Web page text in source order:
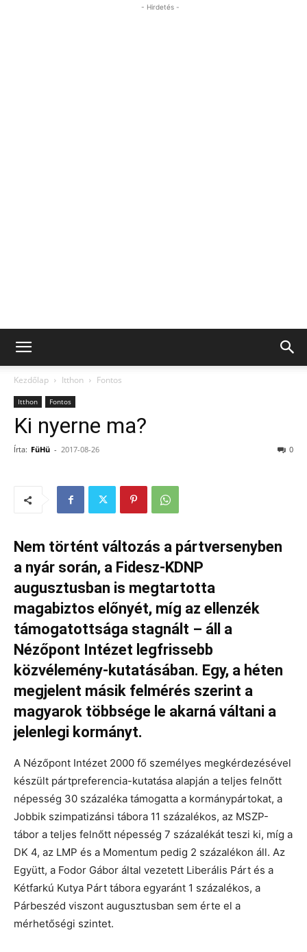
- Hirdetés -
Kezdőlap Itthon Fontos
Itthon Fontos
Ki nyerne ma?
Írta: FüHü - 2017-08-26 0
Nem történt változás a pártversenyben
a nyár során, a Fidesz-KDNP
augusztusban is megtartotta
magabiztos előnyét, míg az ellenzék
támogatottsága stagnált – áll a
Nézőpont Intézet legfrissebb
közvélemény-kutatásában. Egy, a héten
megjelent másik felmérés szerint a
magyarok többsége le akarná váltani a
jelenlegi kormányt.
A Nézőpont Intézet 2000 fő személyes megkérdezésével
készült pártpreferencia-kutatása alapján a teljes felnőtt
népesség 30 százaléka támogatta a kormánypártokat, a
Jobbik szimpatizánsi tábora 11 százalékos, az MSZP-
tábor a teljes felnőtt népesség 7 százalékát teszi ki, míg a
DK 4, az LMP és a Momentum pedig 2 százalékon áll. Az
Együtt, a Fodor Gábor által vezetett Liberális Párt és a
Kétfarkú Kutya Párt tábora egyaránt 1 százalékos, a
Párbeszéd viszont augusztusban sem érte el a
mérhetőségi szintet.